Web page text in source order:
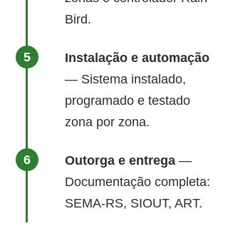
Bird.
Instalação e automação
— Sistema instalado,
programado e testado
zona por zona.
Outorga e entrega —
Documentação completa:
SEMA-RS, SIOUT, ART.